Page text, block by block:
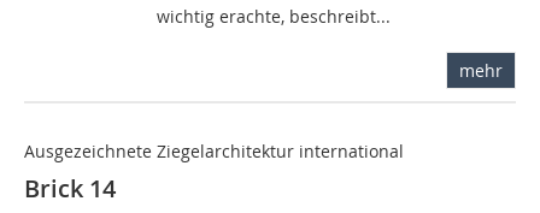
wichtig erachte, beschreibt...
mehr
Ausgezeichnete Ziegelarchitektur international
Brick 14